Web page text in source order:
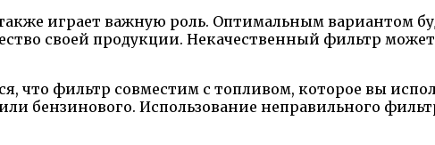
играет важную роль. Оптимальным вариантом
своей продукции. Некачественный фильтр
что фильтр совместим с топливом, которое вы
бензинового. Использование неправильного